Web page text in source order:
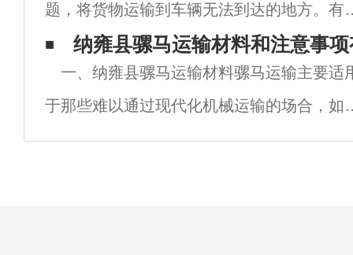
题，将货物运输到车辆无法到达的地方。有
交通極其不便，现代交通工具无法将工程设
和材料运输到施工现场。因此，成千上万吨
设备和材料只能依靠“山区骡马运输队”承担
任
纳雍县骡马运输材料和注意事
一、纳雍县骡马运输材料骡马运输主要适
于那些难以通过现代化机械运输的场合，如
筑材料（如水泥、沙子等）、生活物资或特